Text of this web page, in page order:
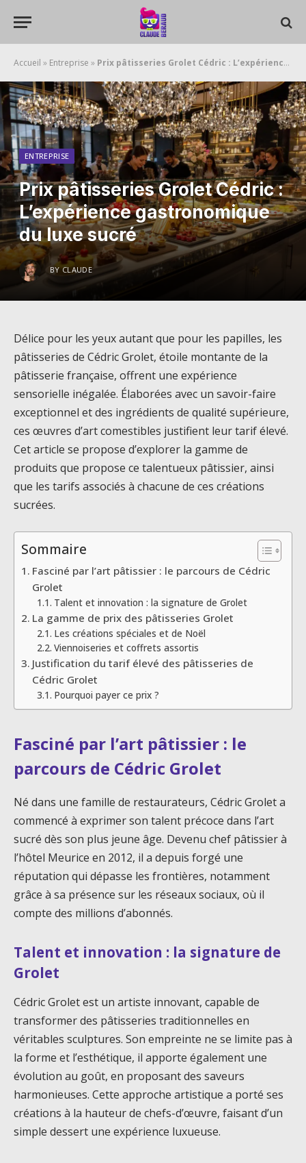
Accueil » Entreprise » Prix pâtisseries Grolet Cédric : L’expérience gastronomique du luxe sucré
ENTREPRISE
Prix pâtisseries Grolet Cédric :
L’expérience gastronomique
du luxe sucré
BY CLAUDE
Délice pour les yeux autant que pour les papilles, les
pâtisseries de Cédric Grolet, étoile montante de la
pâtisserie française, offrent une expérience
sensorielle inégalée. Élaborées avec un savoir-faire
exceptionnel et des ingrédients de qualité supérieure,
ces œuvres d’art comestibles justifient leur tarif élevé.
Cet article se propose d’explorer la gamme de
produits que propose ce talentueux pâtissier, ainsi
que les tarifs associés à chacune de ces créations
sucrées.
Sommaire
Fasciné par l’art pâtissier : le parcours de Cédric
Grolet
Talent et innovation : la signature de Grolet
La gamme de prix des pâtisseries Grolet
Les créations spéciales et de Noël
Viennoiseries et coffrets assortis
Justification du tarif élevé des pâtisseries de
Cédric Grolet
Pourquoi payer ce prix ?
Fasciné par l’art pâtissier : le
parcours de Cédric Grolet
Né dans une famille de restaurateurs, Cédric Grolet a
commencé à exprimer son talent précoce dans l’art
sucré dès son plus jeune âge. Devenu chef pâtissier à
l’hôtel Meurice en 2012, il a depuis forgé une
réputation qui dépasse les frontières, notamment
grâce à sa présence sur les réseaux sociaux, où il
compte des millions d’abonnés.
Talent et innovation : la signature de
Grolet
Cédric Grolet est un artiste innovant, capable de
transformer des pâtisseries traditionnelles en
véritables sculptures. Son empreinte ne se limite pas à
la forme et l’esthétique, il apporte également une
évolution au goût, en proposant des saveurs
harmonieuses. Cette approche artistique a porté ses
créations à la hauteur de chefs-d’œuvre, faisant d’un
simple dessert une expérience luxueuse.